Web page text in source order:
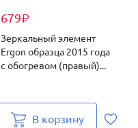
679₽
Зеркальный элемент
Ergon образца 2015 года
с обогревом (правый)...
В корзину